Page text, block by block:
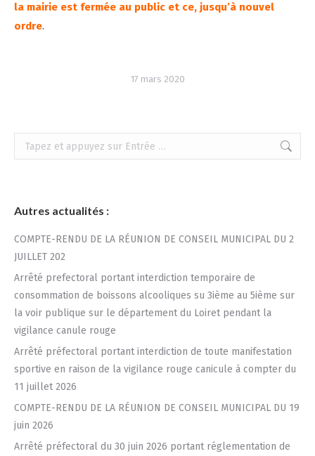
la mairie est fermée au public et ce, jusqu’à nouvel
ordre.
17 mars 2020
Recherche
:
Autres actualités :
COMPTE-RENDU DE LA RÉUNION DE CONSEIL MUNICIPAL DU 2
JUILLET 202
Arrêté prefectoral portant interdiction temporaire de
consommation de boissons alcooliques su 3ième au 5ième sur
la voir publique sur le département du Loiret pendant la
vigilance canule rouge
Arrêté préfectoral portant interdiction de toute manifestation
sportive en raison de la vigilance rouge canicule à compter du
11 juillet 2026
COMPTE-RENDU DE LA RÉUNION DE CONSEIL MUNICIPAL DU 19
juin 2026
Arrêté préfectoral du 30 juin 2026 portant réglementation de